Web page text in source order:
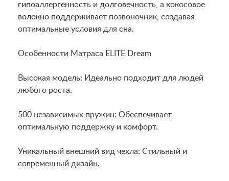
гипоаллергенность и долговечность, а кокосовое
волокно поддерживает позвоночник, создавая
оптимальные условия для сна.
Особенности Матраса ELITE Dream
Высокая модель: Идеально подходит для людей
любого роста.
500 независимых пружин: Обеспечивает
оптимальную поддержку и комфорт.
Уникальный внешний вид чехла: Стильный и
современный дизайн.